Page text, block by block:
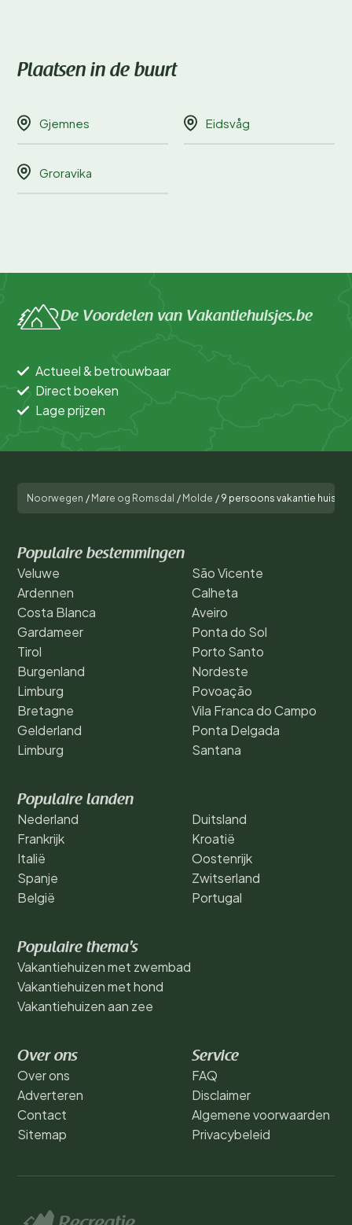
Plaatsen in de buurt
Gjemnes Eidsvåg
Groravika
De Voordelen van Vakantiehuisjes.be
Actueel & betrouwbaar
Direct boeken
Lage prijzen
Noorwegen / Møre og Romsdal / Molde / 9 persoons vakantie huis in
Populaire bestemmingen
Veluwe
Ardennen
Costa Blanca
Gardameer
Tirol
Burgenland
Limburg
Bretagne
Gelderland
Limburg
São Vicente
Calheta
Aveiro
Ponta do Sol
Porto Santo
Nordeste
Povoação
Vila Franca do Campo
Ponta Delgada
Santana
Populaire landen
Nederland
Frankrijk
Italië
Spanje
België
Duitsland
Kroatië
Oostenrijk
Zwitserland
Portugal
Populaire thema's
Vakantiehuizen met zwembad
Vakantiehuizen met hond
Vakantiehuizen aan zee
Over ons
Over ons
Adverteren
Contact
Sitemap
Service
FAQ
Disclaimer
Algemene voorwaarden
Privacybeleid